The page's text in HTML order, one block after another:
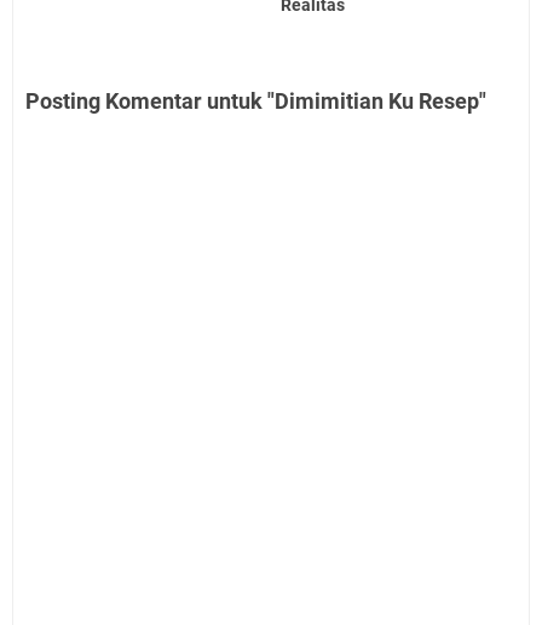
Realitas
Posting Komentar untuk "Dimimitian Ku Resep"